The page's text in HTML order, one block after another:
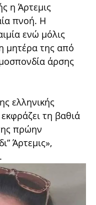
η Άρτεμις
πνοή. Η
ενώ μόλις
μητέρα της από
άρσης
ελληνικής
τη βαθιά
πρώην
Άρτεμις»,